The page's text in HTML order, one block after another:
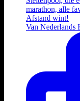
Van Nederlands